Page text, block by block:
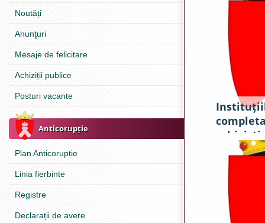
Noutăți
Anunţuri
Mesaje de felicitare
Achiziții publice
Posturi vacante
Anticorupție
Plan Anticorupție
Linia fierbinte
Registre
Declarații de avere
pentru